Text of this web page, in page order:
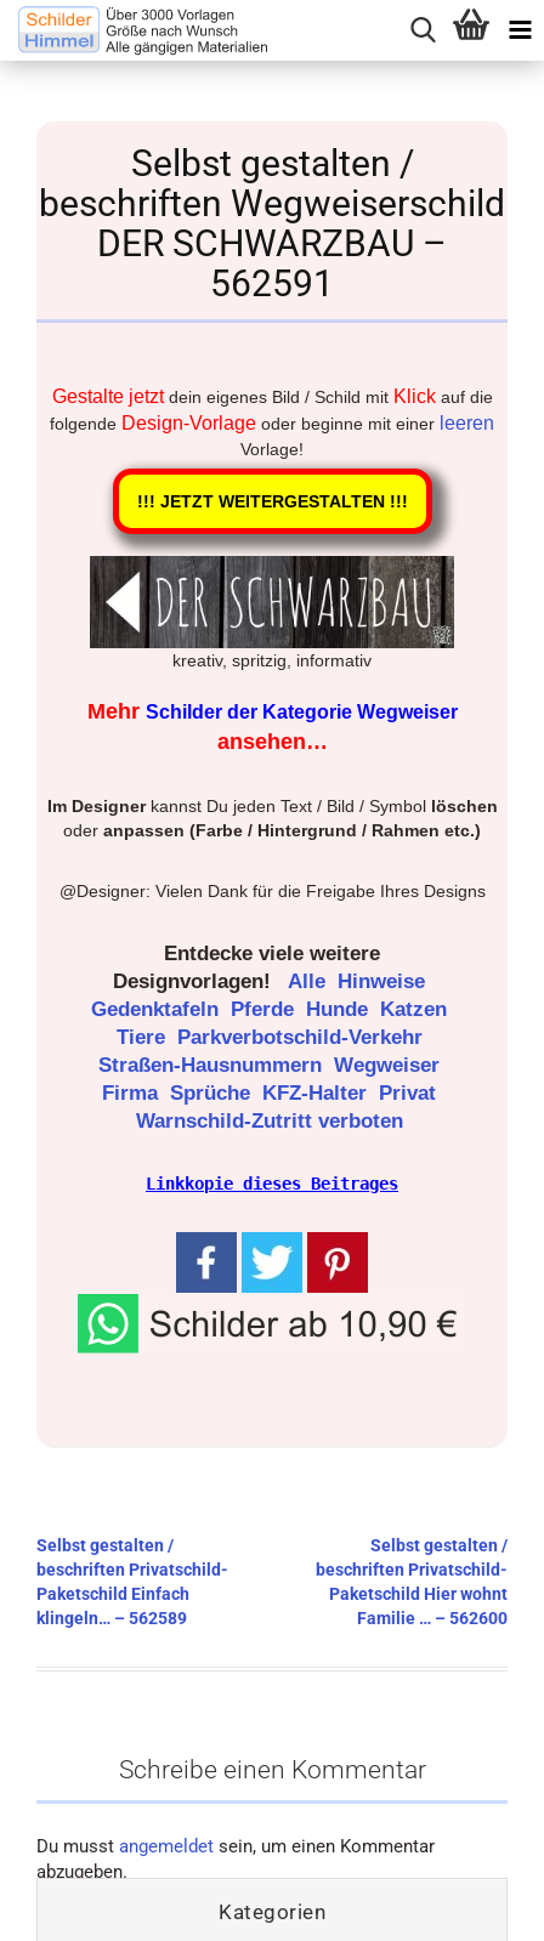
Selbst gestalten /
beschriften Wegweiserschild
DER SCHWARZBAU –
562591
Gestalte jetztdein eigenes Bild / Schild mit Klickauf die
folgende Design-Vorlage oder beginne mit einer leeren
Vorlage!
!!! JETZT WEITERGESTALTEN !!!
kreativ, spritzig, informativ
Mehr Schilder der Kategorie Wegweiser
ansehen…
Im Designerkannst Du jeden Text / Bild / Symbol löschen
oder anpassen (Farbe / Hintergrund / Rahmen etc.)
@Designer: Vielen Dank für die Freigabe Ihres Designs
Entdecke viele weitere
Designvorlagen!
Alle Hinweise
Gedenktafeln Pferde Hunde Katzen
Tiere Parkverbotschild-Verkehr
Straßen-Hausnummern Wegweiser
Firma Sprüche KFZ-Halter Privat
Warnschild-Zutritt verboten
Linkkopie dieses Beitrages
Beitragsnavigation
Selbst gestalten /
beschriften Privatschild-
Paketschild Einfach
klingeln… – 562589
Selbst gestalten /
beschriften Privatschild-
Paketschild Hier wohnt
Familie … – 562600
Schreibe einen Kommentar
Du musst angemeldet sein, um einen Kommentar
abzugeben.
Kategorien